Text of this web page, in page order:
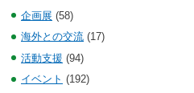
企画展 (58)
海外との交流 (17)
活動支援 (94)
イベント (192)